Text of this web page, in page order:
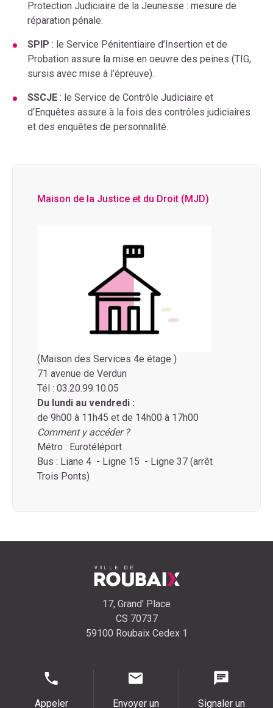
Protection Judiciaire de la Jeunesse : mesure de
réparation pénale.
SPIP : le Service Pénitentiaire d’Insertion et de
Probation assure la mise en oeuvre des peines (TIG,
sursis avec mise à l’épreuve).
SSCJE : le Service de Contrôle Judiciaire et
d’Enquêtes assure à la fois des contrôles judiciaires
et des enquêtes de personnalité.
Maison de la Justice et du Droit (MJD)
(Maison des Services 4e étage )
71 avenue de Verdun
Tél : 03.20.99.10.05
Du lundi au vendredi :
de 9h00 à 11h45 et de 14h00 à 17h00
Comment y accéder ?
Métro : Eurotéléport
Bus : Liane 4 - Ligne 15 - Ligne 37 (arrêt
Trois Ponts)
17, Grand' Place
CS 70737
59100 Roubaix Cedex 1
Appeler Envoyer un Signaler un